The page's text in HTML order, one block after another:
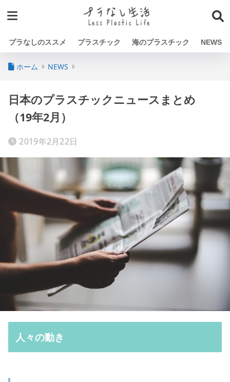
プラなしのススメ プラスチック 海のプラスチック NEWS
ホーム NEWS
日本のプラスチックニュースまとめ
（19年2月）
2019年2月22日
人々の動き